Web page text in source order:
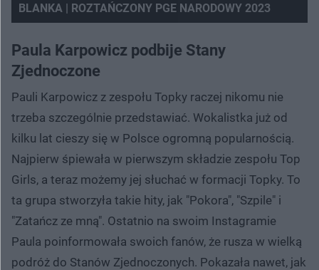
BLANKA | ROZTAŃCZONY PGE NARODOWY 2023
Spróbuj ponownie
Paula Karpowicz podbije Stany
Zjednoczone
Pauli Karpowicz z zespołu Topky raczej nikomu nie
trzeba szczególnie przedstawiać. Wokalistka już od
kilku lat cieszy się w Polsce ogromną popularnością.
Najpierw śpiewała w pierwszym składzie zespołu Top
Girls, a teraz możemy jej słuchać w formacji Topky. To
ta grupa stworzyła takie hity, jak "Pokora", "Szpile" i
"Zatańcz ze mną". Ostatnio na swoim Instagramie
Paula poinformowała swoich fanów, że rusza w wielką
podróż do Stanów Zjednoczonych. Pokazała nawet, jak